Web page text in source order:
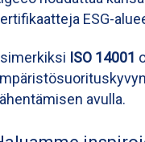
ESG-
ISO 14001
avulla.